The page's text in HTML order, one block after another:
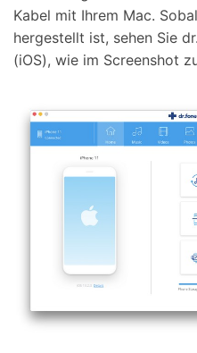
Kabel mit Ihrem Mac.
hergestellt ist, sehen Sie
(iOS), wie im Screenshot